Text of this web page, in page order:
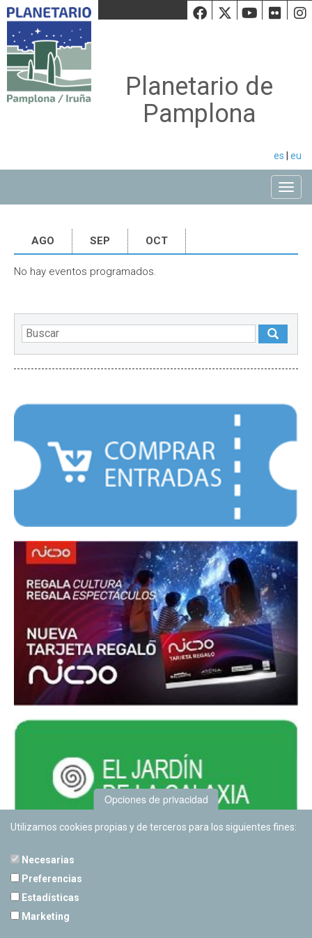
Facebook
Twiiter
Planetario de
Pamplona
es eu
AGO SEP OCT
No hay eventos programados.
Opciones de privacidad
Utilizamos cookies propias y de terceros para los siguientes fines:
Necesarias
Preferencias
Estadísticas
Marketing